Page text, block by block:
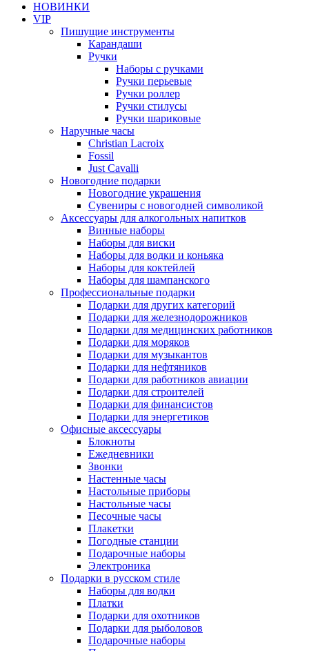
НОВИНКИ
VIP
Пишущие инструменты
Карандаши
Ручки
Наборы с ручками
Ручки перьевые
Ручки роллер
Ручки стилусы
Ручки шариковые
Наручные часы
Christian Lacroix
Fossil
Just Cavalli
Новогодние подарки
Новогодние украшения
Сувениры с новогодней символикой
Аксессуары для алкогольных напитков
Винные наборы
Наборы для виски
Наборы для водки и коньяка
Наборы для коктейлей
Наборы для шампанского
Профессиональные подарки
Подарки для других категорий
Подарки для железнодорожников
Подарки для медицинских работников
Подарки для моряков
Подарки для музыкантов
Подарки для нефтяников
Подарки для работников авиации
Подарки для строителей
Подарки для финансистов
Подарки для энергетиков
Офисные аксессуары
Блокноты
Ежедневники
Звонки
Настенные часы
Настольные приборы
Настольные часы
Песочные часы
Плакетки
Погодные станции
Подарочные наборы
Электроника
Подарки в русском стиле
Наборы для водки
Платки
Подарки для охотников
Подарки для рыболовов
Подарочные наборы